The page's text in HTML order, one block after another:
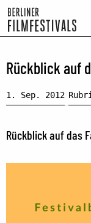
Rückblick auf
1. Sep. 2012
Rückblick auf das